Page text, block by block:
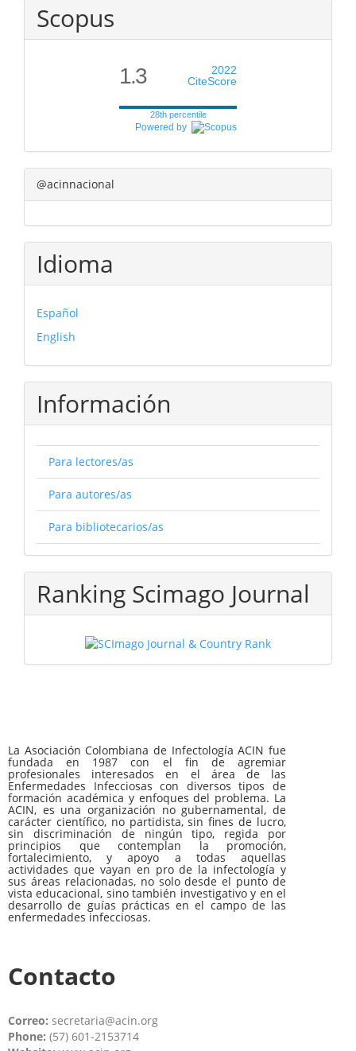
Scopus
1.3
2022
CiteScore
28th percentile
Powered by
@acinnacional
Idioma
Español
English
Información
Para lectores/as
Para autores/as
Para bibliotecarios/as
Ranking Scimago Journal
La Asociación Colombiana de Infectología ACIN fue
fundada en 1987 con el fin de agremiar
profesionales interesados en el área de las
Enfermedades Infecciosas con diversos tipos de
formación académica y enfoques del problema. La
ACIN, es una organización no gubernamental, de
carácter científico, no partidista, sin fines de lucro,
sin discriminación de ningún tipo, regida por
principios que contemplan la promoción,
fortalecimiento, y apoyo a todas aquellas
actividades que vayan en pro de la infectología y
sus áreas relacionadas, no solo desde el punto de
vista educacional, sino también investigativo y en el
desarrollo de guías prácticas en el campo de las
enfermedades infecciosas.
Contacto
Correo: secretaria@acin.org
Phone: (57) 601-2153714